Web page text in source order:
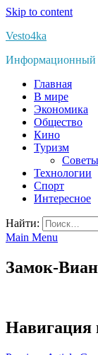
Skip to content
Vesto4ka
Информационный
Главная
В мире
Экономика
Общество
Кино
Туризм
Технологии
Спорт
Интересное
Найти:
Main Menu
Замок-
Навигация